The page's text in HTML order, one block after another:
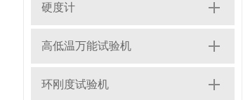
硬度计
高低温万能试验机
环刚度试验机